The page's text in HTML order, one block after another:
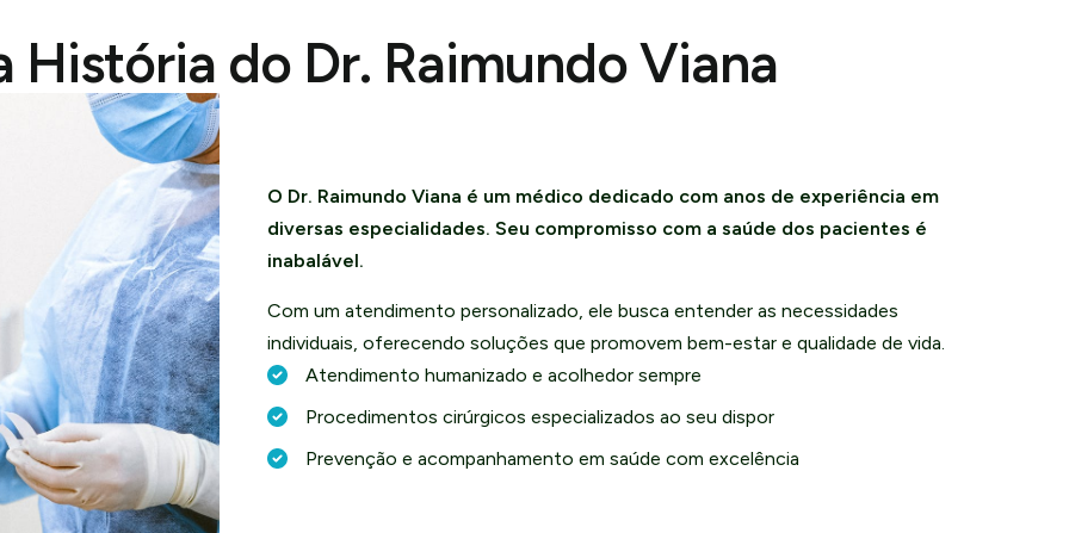
História do Dr. Raimundo Viana
O Dr. Raimundo Viana é um médico dedicado com anos de experiência em
diversas especialidades. Seu compromisso com a saúde dos pacientes é
inabalável.
Com um atendimento personalizado, ele busca entender as necessidades
individuais, oferecendo soluções que promovem bem-estar e qualidade de vida.
Atendimento humanizado e acolhedor sempre
Procedimentos cirúrgicos especializados ao seu dispor
Prevenção e acompanhamento em saúde com excelência